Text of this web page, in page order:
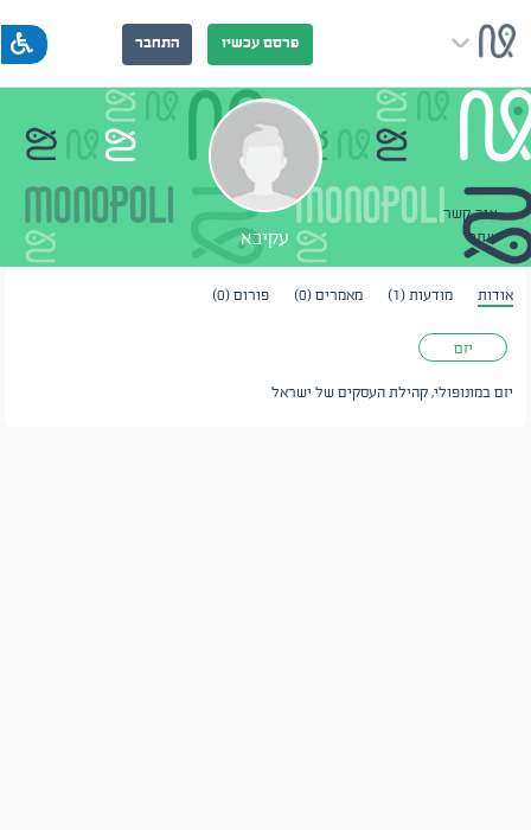
פרסם עכשיו התחבר
צור קשר
שתף
עקיבא
אודות מודעות (1) מאמרים (0) פורום (0)
יזם
יזם במונופולי, קהילת העסקים של ישראל